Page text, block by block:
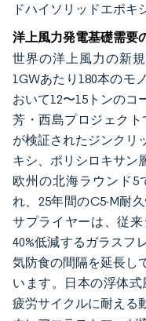
ドハイソリッドエポキ
洋上風力発電基礎需要
世界の洋上風力の新規
1GWあたり180本のモ
おいて12〜15トンのコ
芳・西島プロジェクト
が検証されたジンクリ
キシ、ポリシロキサン
欧州の北海ラウンド5
れ、25年間のC5-M耐
サプライヤーは、従
40%低減するガラスフ
気防食の間隔を延長し
います。日本の浮体
疲労サイクルに耐える